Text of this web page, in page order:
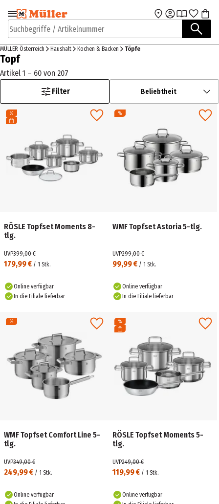
Zur Navigation
springen
Zum Hauptinhalt
Suchbegriffe / Artikelnummer
MÜLLER Österreich Haushalt Kochen & Backen Töpfe
Topf
Artikel 1 – 60 von 207
Filter
Beliebtheit
RÖSLE Topfset Moments 8-
tlg.
179,99 € / 1 Stk.
UVP399,00 €
Online verfügbar
In die Filiale lieferbar
WMF Topfset Astoria 5-tlg.
99,99 € / 1 Stk.
UVP299,00 €
Online verfügbar
In die Filiale lieferbar
WMF Topfset Comfort Line 5-
tlg.
249,99 € / 1 Stk.
UVP349,00 €
Online verfügbar
RÖSLE Topfset Moments 5-
tlg.
119,99 € / 1 Stk.
UVP249,00 €
Online verfügbar